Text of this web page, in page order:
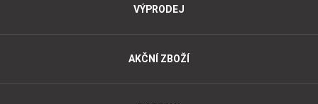
VÝPRODEJ
AKČNÍ ZBOŽÍ